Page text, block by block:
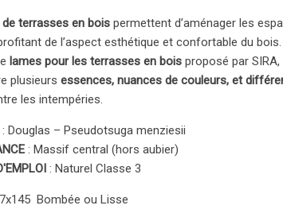
terrasses en bois permettent d’aménager les
de l’aspect esthétique et confortable du bois.
lames pour les terrasses en bois proposé par
plusieurs essences, nuances de couleurs, et
les intempéries.
: Douglas – Pseudotsuga menziesii
: Massif central (hors aubier)
: Naturel Classe 3
Bombée ou Lisse